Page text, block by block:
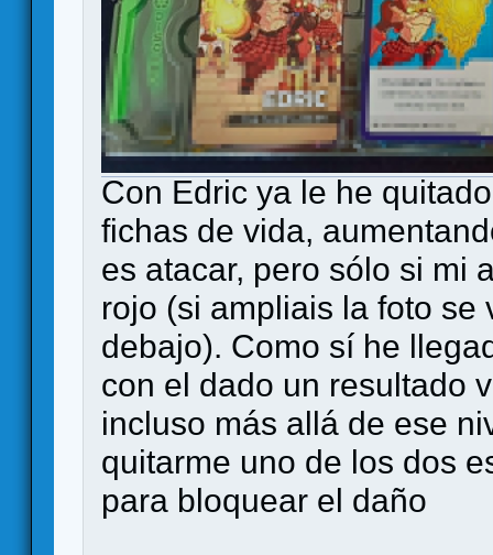
Con Edric ya le he
fichas de vida,
es atacar, pero sólo si mi
rojo (si ampliais la foto se
debajo). Como sí he
con el dado un resultado
incluso más allá de ese
quitarme uno de los dos
para bloquear el daño